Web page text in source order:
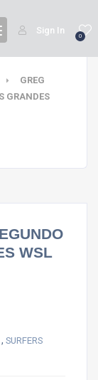
0
Sign In
GREG
GRANDES
WSL
, SURFERS